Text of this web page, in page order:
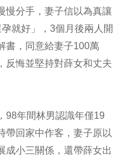
慢分手，妻子信以為真讓
就好」，3個月後兩人開
書，同意給妻子100萬
反悔並堅持對薛女和丈夫
98年間林男認識年僅19
帶回家中作客，妻子原以
成小三關係，還帶薛女出